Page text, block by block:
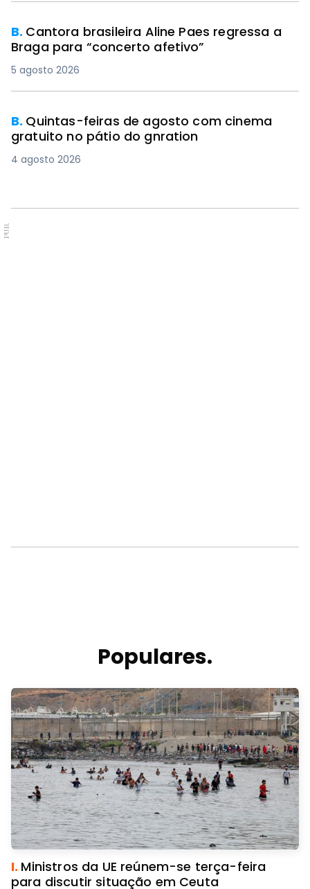
B. Cantora brasileira Aline Paes regressa a
Braga para “concerto afetivo”
5 agosto 2026
B. Quintas-feiras de agosto com cinema
gratuito no pátio do gnration
4 agosto 2026
PUB.
Populares.
I. Ministros da UE reúnem-se terça-feira
para discutir situação em Ceuta